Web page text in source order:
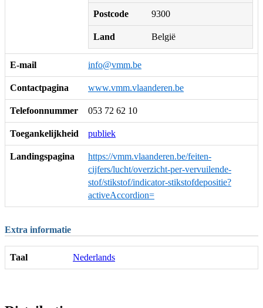
Postcode 9300
Land België
E-mail info@vmm.be
Contactpagina www.vmm.vlaanderen.be
Telefoonnummer 053 72 62 10
Toegankelijkheid publiek
Landingspagina
https://vmm.vlaanderen.be/feiten-
cijfers/lucht/overzicht-per-vervuilende-
stof/stikstof/indicator-stikstofdepositie?
activeAccordion=
Extra informatie
Taal Nederlands